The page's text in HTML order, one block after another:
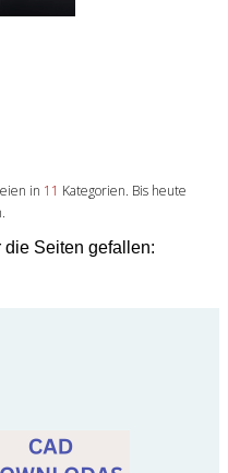
in 11 Kategorien. Bis heute
Seiten gefallen: